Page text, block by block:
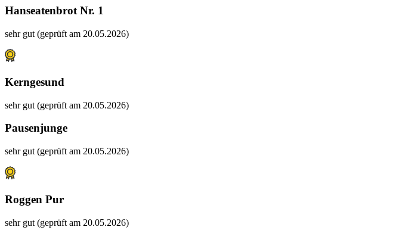
Hanseatenbrot Nr. 1
sehr gut (geprüft am 20.05.2026)
Kerngesund
sehr gut (geprüft am 20.05.2026)
Pausenjunge
sehr gut (geprüft am 20.05.2026)
Roggen Pur
sehr gut (geprüft am 20.05.2026)